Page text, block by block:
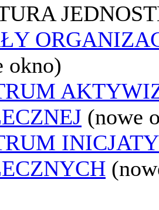
okno)
(nowe